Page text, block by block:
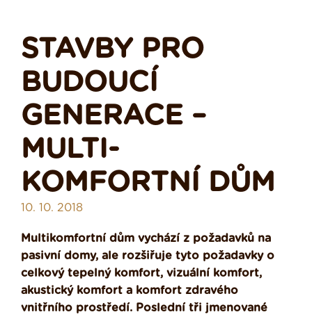
​STAVBY PRO
BUDOUCÍ
GENERACE –
MULTI-
KOMFORTNÍ DŮM
10. 10. 2018
Multikomfortní dům vychází z požadavků na
pasivní domy, ale rozšiřuje tyto požadavky o
celkový tepelný komfort, vizuální komfort,
akustický komfort a komfort zdravého
vnitřního prostředí. Poslední tři jmenované